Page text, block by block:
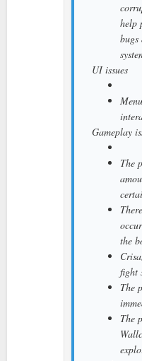
help
bugs
UI issues
Gameplay
The
the
fight
The
The